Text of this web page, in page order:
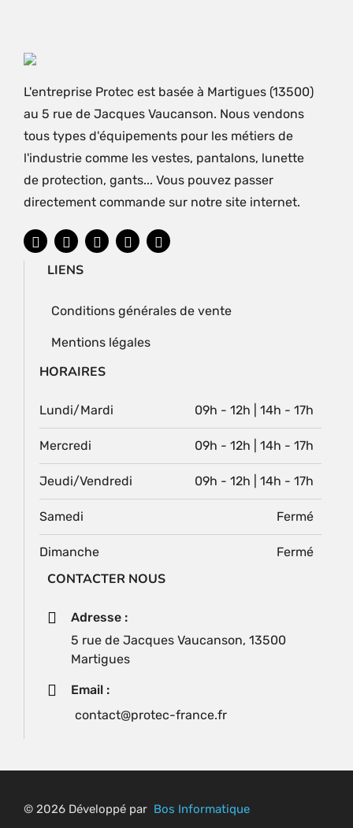
L'entreprise Protec est basée à Martigues (13500)
au 5 rue de Jacques Vaucanson. Nous vendons
tous types d'équipements pour les métiers de
l'industrie comme les vestes, pantalons, lunette
de protection, gants... Vous pouvez passer
directement commande sur notre site internet.
LIENS
Conditions générales de vente
Mentions légales
HORAIRES
Lundi/Mardi 09h - 12h | 14h - 17h
Mercredi 09h - 12h | 14h - 17h
Jeudi/Vendredi 09h - 12h | 14h - 17h
Samedi Fermé
Dimanche Fermé
CONTACTER NOUS
Adresse :
5 rue de Jacques Vaucanson, 13500
Martigues
Email :
contact@protec-france.fr
© 2026 Développé par Bos Informatique